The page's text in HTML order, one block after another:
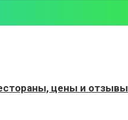
цены и отзывы